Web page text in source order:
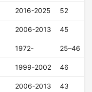
2016-2025 52
2006-2013 45
1972- 25–46
1999-2002 46
2006-2013 43